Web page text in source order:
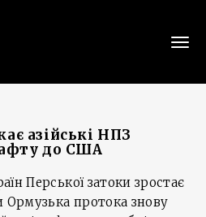
азійські НПЗ
до США
Перської затоки зростає
Ормузька протока знову